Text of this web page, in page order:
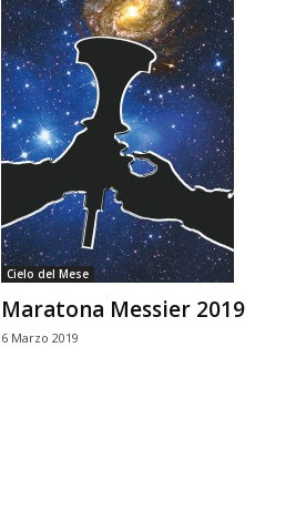
Cielo del Mese
Maratona Messier 2019
6 Marzo 2019